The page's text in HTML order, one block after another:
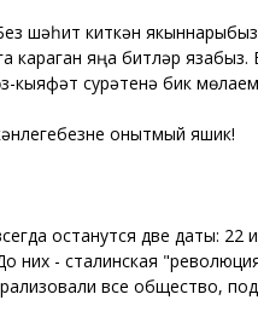
шәһит киткән
караган яңа битләр
кыяфәт сурәтенә бик
онытмый яшик!
останутся две даты:
них - сталинская
все общество,